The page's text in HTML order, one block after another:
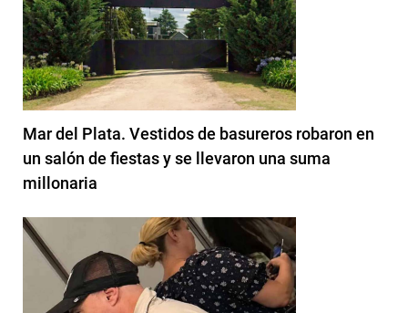
Mar del Plata. Vestidos de basureros robaron en
un salón de fiestas y se llevaron una suma
millonaria